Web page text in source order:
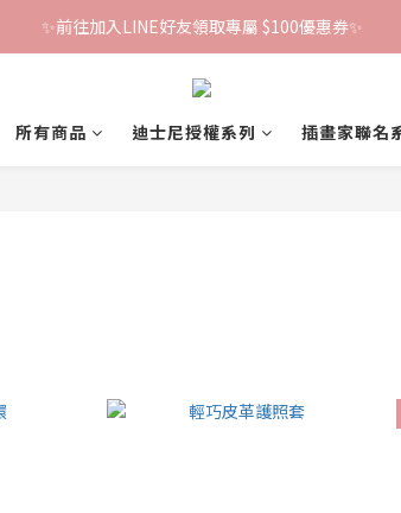
鐵粉群開張！限時加入贈100折價券🎀
✨前往加入LINE好友領取專屬 $100優惠券✨
鐵粉群開張！限時加入贈100折價券🎀
所有商品 迪士尼授權系列 插畫家聯名